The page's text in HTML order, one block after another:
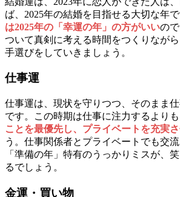
ば、2025年の結婚を目指せる大切な年で
は2025年の「幸運の年」の方がいいの
ついて真剣に考える時間をつくりなが
手選びをしていきましょう。
仕事運
仕事運は、現状を守りつつ、そのまま
です。この時期は仕事に注力するよりも
ことを最優先し、プライベートを充実
う。仕事関係者とプライベートでも交流
「準備の年」特有のうっかりミスが、
るでしょう。
金運・買い物